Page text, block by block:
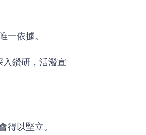
一依據。
鑽研，活潑宣
得以堅立。